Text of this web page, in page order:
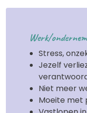
Werk/
Stress,
Jezelf
Niet meer
Moeite met